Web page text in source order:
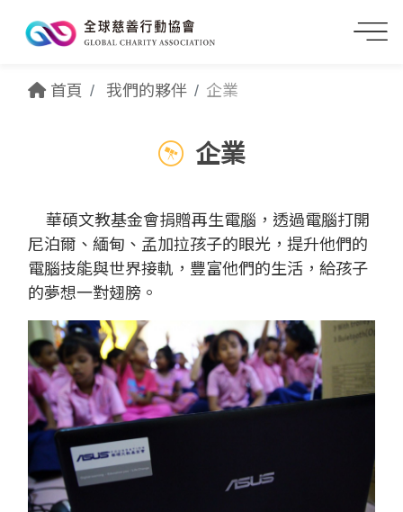
首頁 我們的夥伴 企業
企業
華碩文教基金會捐贈再生電腦，透過電腦打開
尼泊爾、緬甸、孟加拉孩子的眼光，提升他們的
電腦技能與世界接軌，豐富他們的生活，給孩子
的夢想一對翅膀。